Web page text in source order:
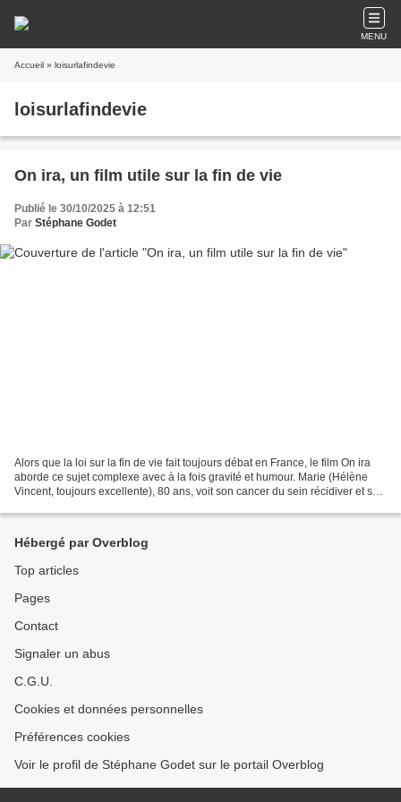
MENU
Accueil » loisurlafindevie
loisurlafindevie
On ira, un film utile sur la fin de vie
Publié le 30/10/2025 à 12:51
Par Stéphane Godet
Alors que la loi sur la fin de vie fait toujours débat en France, le film On ira
aborde ce sujet complexe avec à la fois gravité et humour. Marie (Hélène
Vincent, toujours excellente), 80 ans, voit son cancer du sein récidiver et se
Hébergé par Overblog
Top articles
Pages
Contact
Signaler un abus
C.G.U.
Cookies et données personnelles
Préférences cookies
Voir le profil de Stéphane Godet sur le portail Overblog